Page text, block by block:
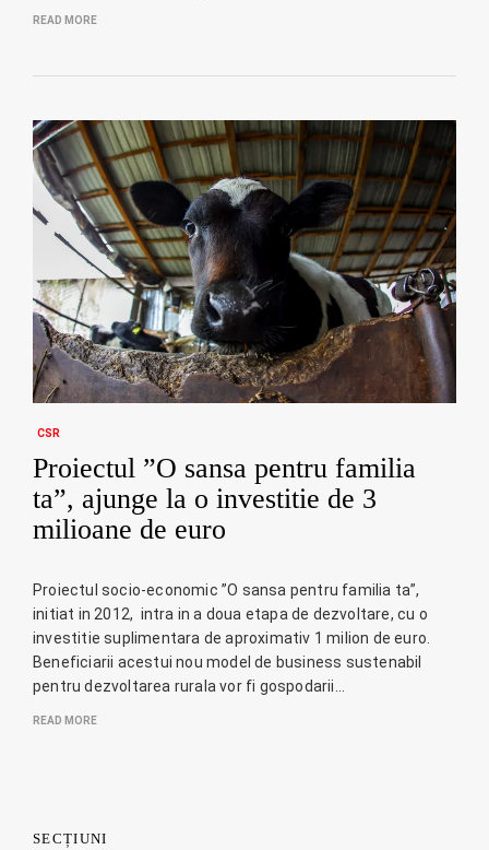
READ MORE
CSR
Proiectul ”O sansa pentru familia
ta”, ajunge la o investitie de 3
milioane de euro
Proiectul socio-economic ”O sansa pentru familia ta”,
initiat in 2012, intra in a doua etapa de dezvoltare, cu o
investitie suplimentara de aproximativ 1 milion de euro.
Beneficiarii acestui nou model de business sustenabil
pentru dezvoltarea rurala vor fi gospodarii…
READ MORE
SECȚIUNI